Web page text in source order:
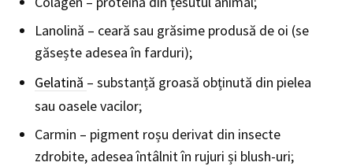
Lanolină – ceară sau grăsime produsă de oi (se
găsește adesea în farduri);
Gelatină – substanță groasă obținută din pielea
sau oasele vacilor;
Carmin – pigment roșu derivat din insecte
zdrobite, adesea întâlnit în rujuri și blush-uri;